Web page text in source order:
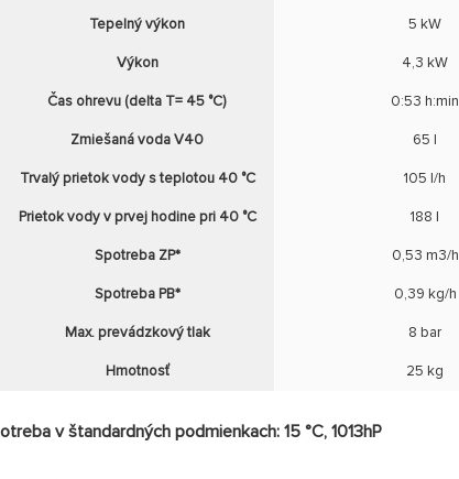
Tepelný výkon 5 kW
Výkon 4,3 kW
Čas ohrevu (delta T= 45 °C) 0:53 h:min
Zmiešaná voda V40 65 l
Trvalý prietok vody s teplotou 40 °C 105 l/h
Prietok vody v prvej hodine pri 40 °C 188 l
Spotreba ZP* 0,53 m3/h
Spotreba PB* 0,39 kg/h
Max. prevádzkový tlak 8 bar
Hmotnosť 25 kg
otreba v štandardných podmienkach: 15 °C, 1013hP